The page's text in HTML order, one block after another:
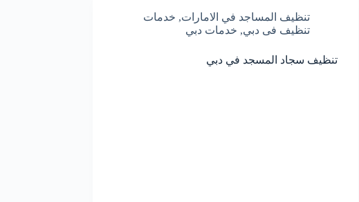
تنظيف المساجد في الامارات, خدمات
تنظيف فى دبي, خدمات دبي
تنظيف سجاد المسجد في دبي